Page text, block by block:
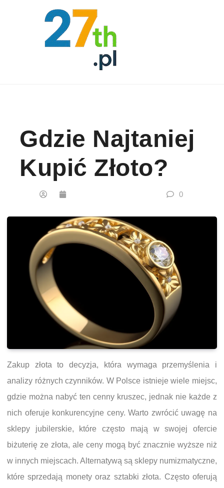
Gdzie Najtaniej
Kupić Złoto?
0
Zakup złota to decyzja, która wymaga przemyślenia i
analizy różnych czynników. W Polsce istnieje wiele miejsc,
gdzie można nabyć ten cenny kruszec, jednak nie każde z
nich oferuje konkurencyjne ceny. Warto zwrócić uwagę na
sklepy jubilerskie, które często mają w swojej ofercie
biżuterię ze złota, ale ceny mogą być znacznie wyższe niż
w innych miejscach. Alternatywą są sklepy numizmatyczne,
które sprzedają monety oraz sztabki złota. Często oferują